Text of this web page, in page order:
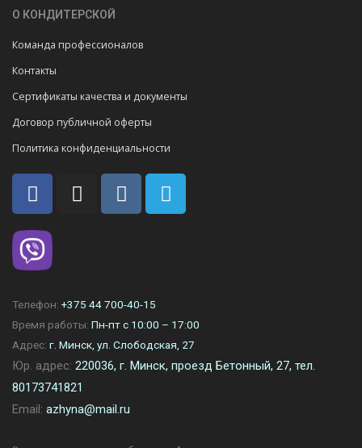
О КОНДИТЕРСКОЙ
Команда профессионалов
Контакты
Сертификаты качества и документы
Договор публичной оферты
Политика конфиденциальности
Телефон: +375 44 700-40-15
Время работы: Пн-пт с 10:00 – 17:00
Адрес: г. Минск, ул. Слободская, 27
Юр. адрес: 220036, г. Минск, проезд Бетонный, 27, тел.
80173741821
Email: azhyna@mail.ru